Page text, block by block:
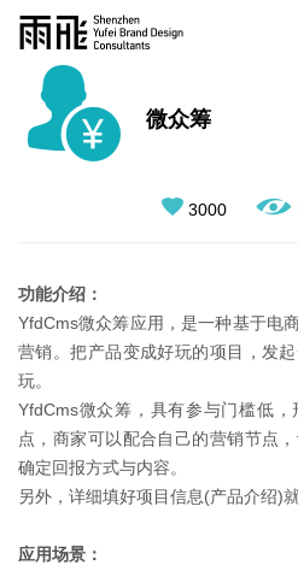
微众筹
3000
功能介绍：
YfdCms微众筹应用，是一种基于电
营销。把产品变成好玩的项目，发
玩。
YfdCms微众筹，具有参与门槛低
点，商家可以配合自己的营销节点
确定回报方式与内容。
另外，详细填好项目信息(产品介绍)
应用场景：